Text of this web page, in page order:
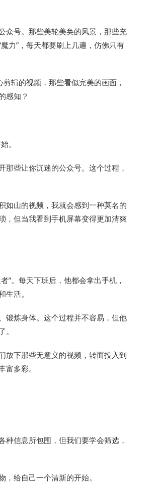
众号。那些美轮美奂的风景，那些充
力”，每天都要刷上几遍，仿佛只有
辑的视频，那些看似完美的画面，
感知？
。
些让你沉迷的公众号。这个过程，
如山的视频，我就会感到一种莫名的
，但当我看到手机屏幕变得更加清爽
”。每天下班后，他都会拿出手机，
活。
锻炼身体。这个过程并不容易，但他
放下那些无意义的视频，转而投入到
多彩。
信息所包围，但我们要学会筛选，
给自己一个清新的开始。